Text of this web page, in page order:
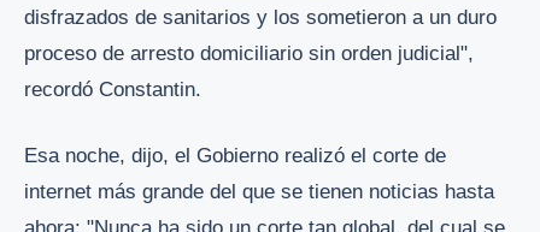
disfrazados de sanitarios y los sometieron a un duro
proceso de arresto domiciliario sin orden judicial",
recordó Constantin.
Esa noche, dijo, el Gobierno realizó el corte de
internet más grande del que se tienen noticias hasta